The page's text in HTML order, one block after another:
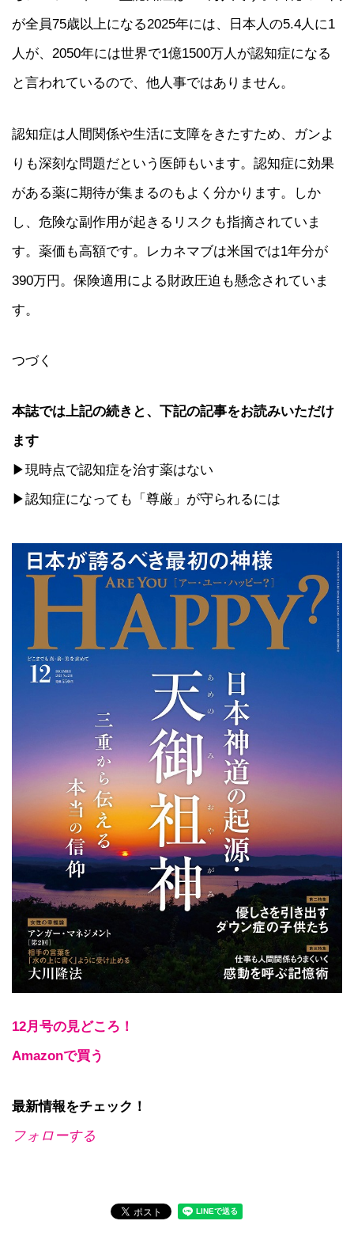
が全員75歳以上になる2025年には、日本人の5.4人に1
人が、2050年には世界で1億1500万人が認知症になる
と言われているので、他人事ではありません。
認知症は人間関係や生活に支障をきたすため、ガンよ
りも深刻な問題だという医師もいます。認知症に効果
がある薬に期待が集まるのもよく分かります。しか
し、危険な副作用が起きるリスクも指摘されていま
す。薬価も高額です。レカネマブは米国では1年分が
390万円。保険適用による財政圧迫も懸念されていま
す。
つづく
本誌では上記の続きと、下記の記事をお読みいただけ
ます
▶現時点で認知症を治す薬はない
▶認知症になっても「尊厳」が守られるには
12月号の見どころ！
Amazonで買う
最新情報をチェック！
フォローする